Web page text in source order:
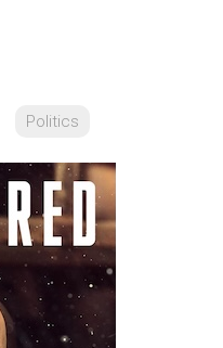
Politics